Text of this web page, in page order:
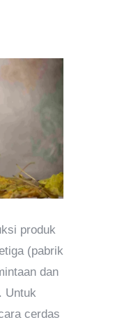
produk
(pabrik
dan
Untuk
cerdas